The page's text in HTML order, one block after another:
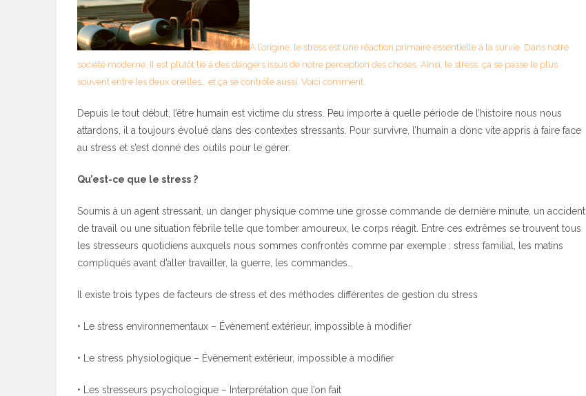
À l’origine, le stress est une réaction primaire essentielle à la survie. Dans notre
société moderne, il est plutôt lié à des dangers issus de notre perception des choses. Ainsi, le stress, ça se passe le plus
souvent entre les deux oreilles… et ça se contrôle aussi. Voici comment.
Depuis le tout début, l’être humain est victime du stress. Peu importe à quelle période de l’histoire nous nous
attardons, il a toujours évolué dans des contextes stressants. Pour survivre, l’humain a donc vite appris à faire face
au stress et s’est donné des outils pour le gérer.
Qu’est-ce que le stress ?
Soumis à un agent stressant, un danger physique comme une grosse commande de dernière minute, un accident
de travail ou une situation fébrile telle que tomber amoureux, le corps réagit. Entre ces extrêmes se trouvent tous
les stresseurs quotidiens auxquels nous sommes confrontés comme par exemple : stress familial, les matins
compliqués avant d’aller travailler, la guerre, les commandes…
Il existe trois types de facteurs de stress et des méthodes différentes de gestion du stress
• Le stress environnementaux – Évènement extérieur, impossible à modifier
• Le stress physiologique – Évènement extérieur, impossible à modifier
• Les stresseurs psychologique – Interprétation que l’on fait